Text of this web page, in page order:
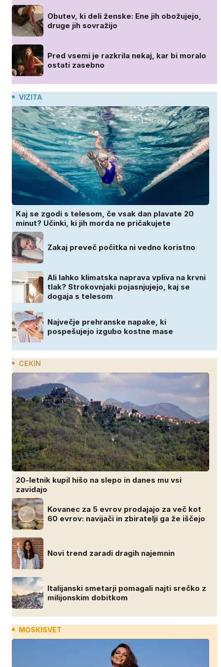
Obutev, ki deli ženske: Ene jih obožujejo,
druge jih sovražijo
Pred vsemi je razkrila nekaj, kar bi moralo
ostati zasebno
VIZITA
Kaj se zgodi s telesom, če vsak dan plavate 20
minut? Učinki, ki jih morda ne pričakujete
Zakaj preveč počitka ni vedno koristno
Ali lahko klimatska naprava vpliva na krvni
tlak? Strokovnjaki pojasnjujejo, kaj se
dogaja s telesom
Največje prehranske napake, ki
pospešujejo izgubo kostne mase
CEKIN
20-letnik kupil hišo na slepo in danes mu vsi
zavidajo
Kovanec za 5 evrov prodajajo za več kot
60 evrov: navijači in zbiratelji ga že iščejo
Novi trend zaradi dragih najemnin
Italijanski smetarji pomagali najti srečko z
milijonskim dobitkom
MOSKISVET